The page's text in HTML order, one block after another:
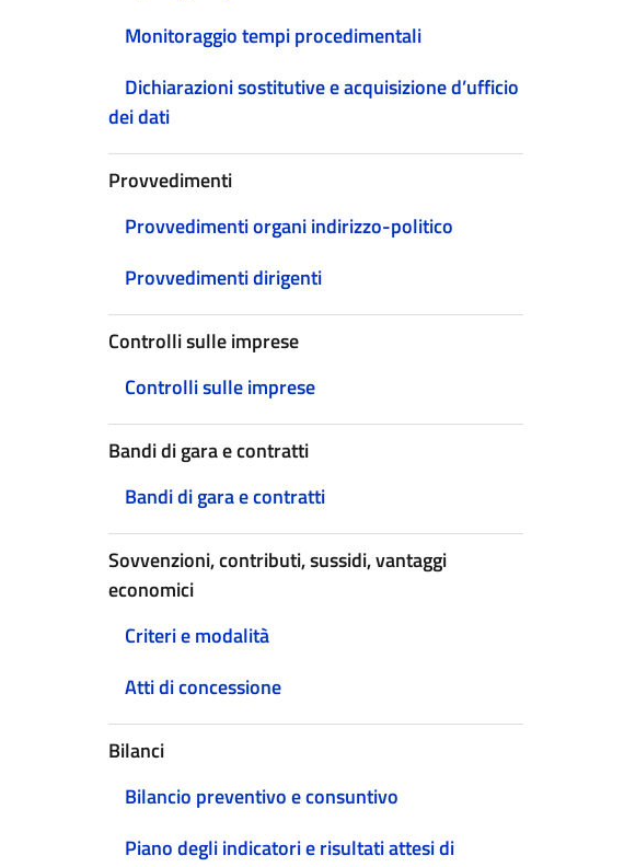
Monitoraggio tempi procedimentali
Dichiarazioni sostitutive e acquisizione d’ufficio
dei dati
Provvedimenti
Provvedimenti organi indirizzo-politico
Provvedimenti dirigenti
Controlli sulle imprese
Controlli sulle imprese
Bandi di gara e contratti
Bandi di gara e contratti
Sovvenzioni, contributi, sussidi, vantaggi
economici
Criteri e modalità
Atti di concessione
Bilanci
Bilancio preventivo e consuntivo
Piano degli indicatori e risultati attesi di